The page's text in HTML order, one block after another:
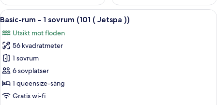
Öppna
alla
foton
för
Basic-
rum
-
1
Ett modernt sovrum med en
19
Basic-rum - 1 sovrum (101 ( Jetspa ))
Utsikt mot floden
56 kvadratmeter
1 sovrum
6 sovplatser
1 queensize-säng
Gratis wi-fi